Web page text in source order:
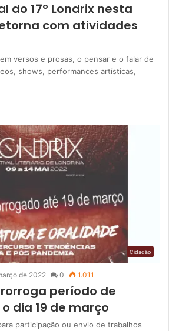
do 17º Londrix nesta
com atividades
versos e prosas, o pensar e o falar de
shows, performances artísticas,
Cidadão
de 2022 0 1.011
período de
dia 19 de março
participação ou envio de trabalhos